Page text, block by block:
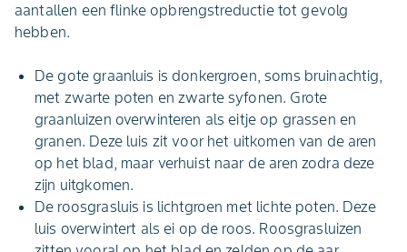
aantallen een flinke opbrengstreductie tot gevolg
hebben.
De gote graanluis is donkergroen, soms bruinachtig,
met zwarte poten en zwarte syfonen. Grote
graanluizen overwinteren als eitje op grassen en
granen. Deze luis zit voor het uitkomen van de aren
op het blad, maar verhuist naar de aren zodra deze
zijn uitgkomen.
De roosgrasluis is lichtgroen met lichte poten. Deze
luis overwintert als ei op de roos. Roosgrasluizen